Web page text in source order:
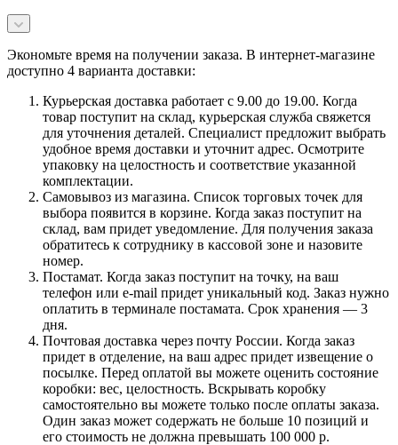
Экономьте время на получении заказа. В интернет-магазине
доступно 4 варианта доставки:
Курьерская доставка работает с 9.00 до 19.00. Когда
товар поступит на склад, курьерская служба свяжется
для уточнения деталей. Специалист предложит выбрать
удобное время доставки и уточнит адрес. Осмотрите
упаковку на целостность и соответствие указанной
комплектации.
Самовывоз из магазина. Список торговых точек для
выбора появится в корзине. Когда заказ поступит на
склад, вам придет уведомление. Для получения заказа
обратитесь к сотруднику в кассовой зоне и назовите
номер.
Постамат. Когда заказ поступит на точку, на ваш
телефон или e-mail придет уникальный код. Заказ нужно
оплатить в терминале постамата. Срок хранения — 3
дня.
Почтовая доставка через почту России. Когда заказ
придет в отделение, на ваш адрес придет извещение о
посылке. Перед оплатой вы можете оценить состояние
коробки: вес, целостность. Вскрывать коробку
самостоятельно вы можете только после оплаты заказа.
Один заказ может содержать не больше 10 позиций и
его стоимость не должна превышать 100 000 р.